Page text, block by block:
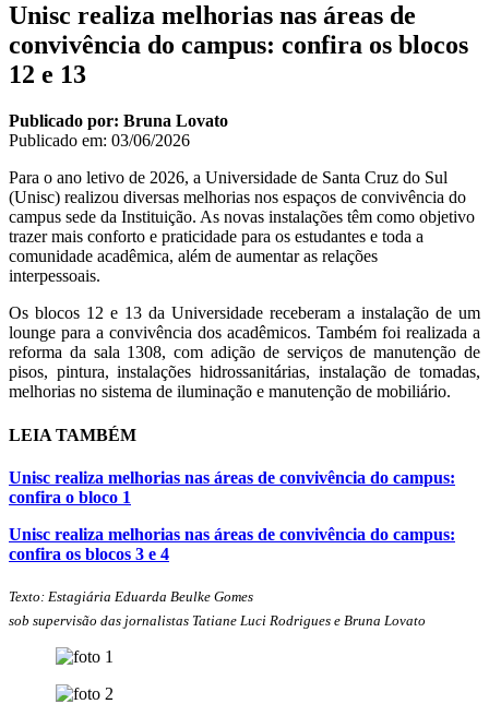
Unisc realiza melhorias nas áreas de
convivência do campus: confira os blocos
12 e 13
Publicado por: Bruna Lovato
Publicado em: 03/06/2026
Para o ano letivo de 2026, a Universidade de Santa Cruz do Sul
(Unisc) realizou diversas melhorias nos espaços de convivência do
campus sede da Instituição. As novas instalações têm como objetivo
trazer mais conforto e praticidade para os estudantes e toda a
comunidade acadêmica, além de aumentar as relações
interpessoais.
Os blocos 12 e 13 da Universidade receberam a instalação de um
lounge para a convivência dos acadêmicos. Também foi realizada a
reforma da sala 1308, com adição de serviços de manutenção de
pisos, pintura, instalações hidrossanitárias, instalação de tomadas,
melhorias no sistema de iluminação e manutenção de mobiliário.
LEIA TAMBÉM
Unisc realiza melhorias nas áreas de convivência do campus:
confira o bloco 1
Unisc realiza melhorias nas áreas de convivência do campus:
confira os blocos 3 e 4
Texto: Estagiária Eduarda Beulke Gomes
sob supervisão das jornalistas Tatiane Luci Rodrigues e Bruna Lovato